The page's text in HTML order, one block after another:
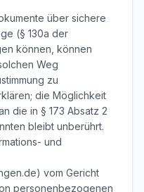
über sichere
(§ 130a der
können, können
Weg
zu
die Möglichkeit
die in § 173 Absatz 2
bleibt unberührt.
und
vom Gericht
personenbezogenen